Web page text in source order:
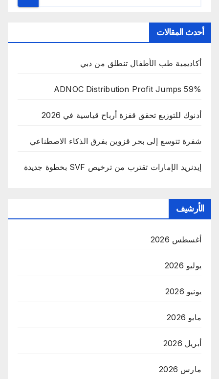
أحدث المقالات
أكاديمية طب الأطفال تنطلق من دبي
ADNOC Distribution Profit Jumps 59%
أدنوك للتوزيع تحقق قفزة أرباح قياسية في 2026
شفرة تتوسع إلى بحر قزوين بفرق الذكاء الاصطناعي
إيدنريد الإمارات تقترب من ترخيص SVF بخطوة جديدة
الأرشيف
أغسطس 2026
يوليو 2026
يونيو 2026
مايو 2026
أبريل 2026
مارس 2026